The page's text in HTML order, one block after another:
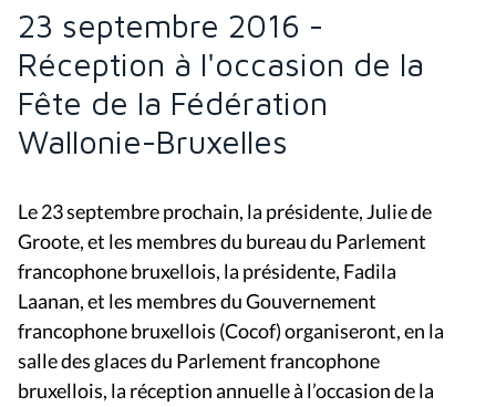
23 septembre 2016 -
Réception à l'occasion de la
Fête de la Fédération
Wallonie-Bruxelles
Le 23 septembre prochain, la présidente, Julie de
Groote, et les membres du bureau du Parlement
francophone bruxellois, la présidente, Fadila
Laanan, et les membres du Gouvernement
francophone bruxellois (Cocof) organiseront, en la
salle des glaces du Parlement francophone
bruxellois, la réception annuelle à l’occasion de la